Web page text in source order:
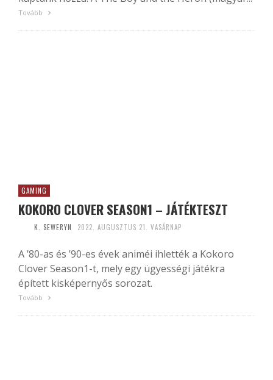
Tovább
GAMING
KOKORO CLOVER SEASON1 – JÁTÉKTESZT
K. SEWERYN 2022. AUGUSZTUS 21. VASÁRNAP
A ’80-as és ’90-es évek animéi ihlették a Kokoro
Clover Season1-t, mely egy ügyességi játékra
épített kisképernyős sorozat.
Tovább